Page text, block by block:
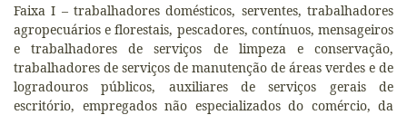
Faixa I – trabalhadores domésticos, serventes, trabalhadores
agropecuários e florestais, pescadores, contínuos, mensageiros
e trabalhadores de serviços de limpeza e conservação,
trabalhadores de serviços de manutenção de áreas verdes e de
logradouros públicos, auxiliares de serviços gerais de
escritório, empregados não especializados do comércio, da